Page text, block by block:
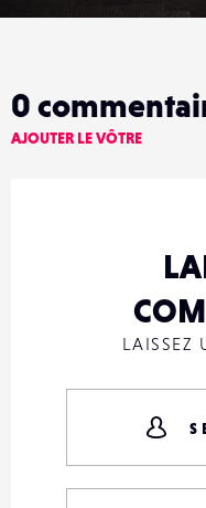
0
AJOUTER LE VÔTRE
LAISSEZ